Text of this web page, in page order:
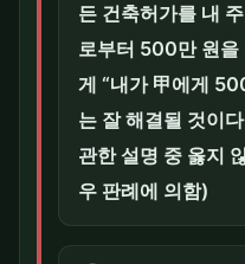
든 건축허가를 내
로부터 500만 원을
게 “내가 甲에게
는 잘 해결될 것이
관한 설명 중 옳지
우 판례에 의함)